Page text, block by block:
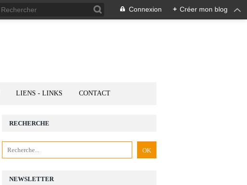
Connexion + Créer mon blog
LIENS - LINKS CONTACT
NEWSLETTER
RECHERCHE